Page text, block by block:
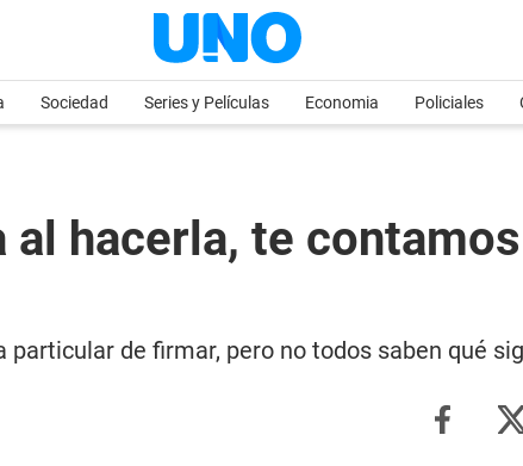
Sociedad Series y Películas Economia Policiales
al hacerla, te
de firmar, pero no todos saben qué